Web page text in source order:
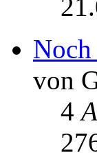
Noch
von
4